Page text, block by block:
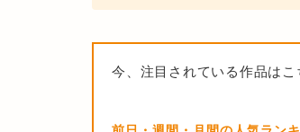
今、注目されている作品はこ